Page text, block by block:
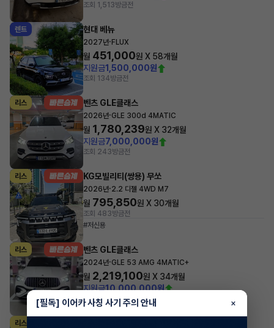
조회 1,513방금전
렌트 현대 베뉴
2027년· FLUX
월 451,000원 X 58개월
지원금1,500,000원
조회 134방금전
리스 벤츠 GLE클래스
2026년·GLE 300d 4MATIC
월 1,780,239원 X 32개월
지원금7,000,000원
조회 243방금전
리스 KG모빌리티(쌍용) 무쏘
2026년·2.2 디젤 4WD M7
월 795,850원 X 30개월
조회 483방금전
#저신용
리스 벤츠 GLE클래스
2024년·GLE 53 AMG 4MATIC+
월 2,219,100원 X 34개월
지원금10,000,000원
조회 620 방금전
리스
[필독] 이어카 사칭 사기 주의 안내 ×